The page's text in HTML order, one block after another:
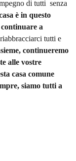
di tutti senza
è in questo
a
tutti e
continueremo
alle vostre
casa comune
siamo tutti a